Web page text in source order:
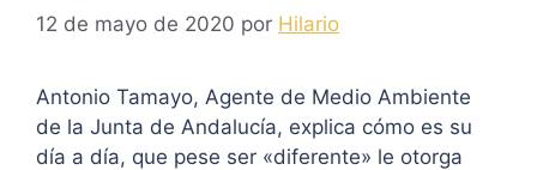
12 de mayo de 2020 por Hilario
Antonio Tamayo, Agente de Medio Ambiente
de la Junta de Andalucía, explica cómo es su
día a día, que pese ser «diferente» le otorga